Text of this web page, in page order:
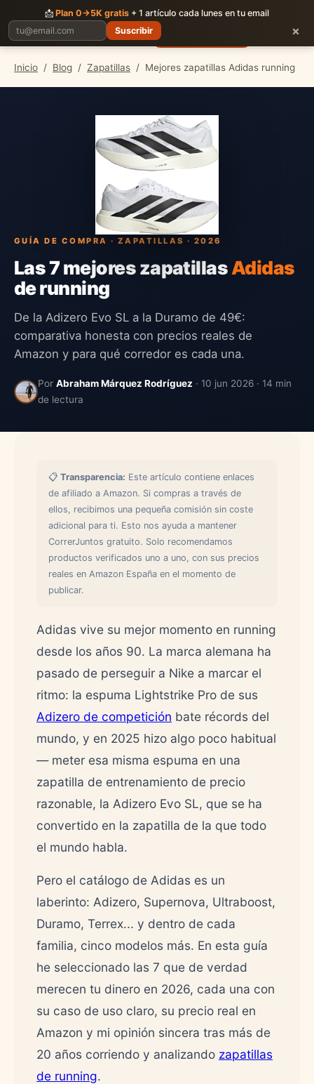
CORRERJUNTOS
PlanesBlogCarreras Precios
Inicio / Blog / Zapatillas / Mejores zapatillas Adidas running
GUÍA DE COMPRA · ZAPATILLAS · 2026
Las 7 mejores zapatillasAdidas
de running
De la Adizero Evo SL a la Duramo de 49€:
comparativa honesta con precios reales de
Amazon y para qué corredor es cada una.
Por Abraham Márquez Rodríguez · 10 jun 2026 · 14 min
de lectura
📋 Transparencia: Este artículo contiene enlaces
de afiliado a Amazon. Si compras a través de
ellos, recibimos una pequeña comisión sin coste
adicional para ti. Esto nos ayuda a mantener
CorrerJuntos gratuito. Solo recomendamos
productos verificados uno a uno, con sus precios
reales en Amazon España en el momento de
publicar.
Adidas vive su mejor momento en running
desde los años 90. La marca alemana ha
pasado de perseguir a Nike a marcar el
ritmo: la espuma Lightstrike Pro de sus
Adizero de competición bate récords del
mundo, y en 2025 hizo algo poco habitual
— meter esa misma espuma en una
zapatilla de entrenamiento de precio
razonable, la Adizero Evo SL, que se ha
convertido en la zapatilla de la que todo
el mundo habla.
Pero el catálogo de Adidas es un
laberinto: Adizero, Supernova, Ultraboost,
Duramo, Terrex... y dentro de cada
familia, cinco modelos más. En esta guía
he seleccionado las 7 que de verdad
merecen tu dinero en 2026, cada una con
su caso de uso claro, su precio real en
Amazon y mi opinión sincera tras más de
20 años corriendo y analizando zapatillas
de running.
📩 Plan 0→5K gratis + 1 artículo cada lunes en tu email
Suscribir
×